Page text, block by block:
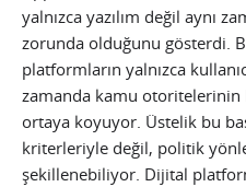
yalnızca yazılım değil aynı
zorunda olduğunu gösterdi.
platformların yalnızca
zamanda kamu otoritelerinin
ortaya koyuyor. Üstelik bu
kriterleriyle değil, politik
şekillenebiliyor. Dijital